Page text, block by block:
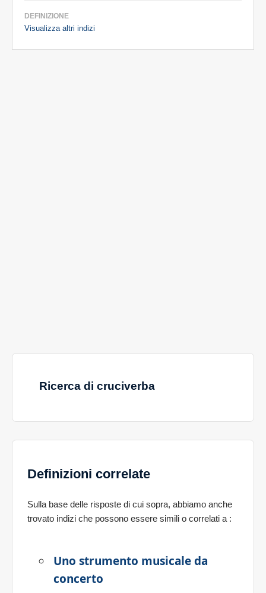
DEFINIZIONE
Visualizza altri indizi
Ricerca di cruciverba
Definizioni correlate
Sulla base delle risposte di cui sopra, abbiamo anche
trovato indizi che possono essere simili o correlati a :
Uno strumento musicale da
concerto